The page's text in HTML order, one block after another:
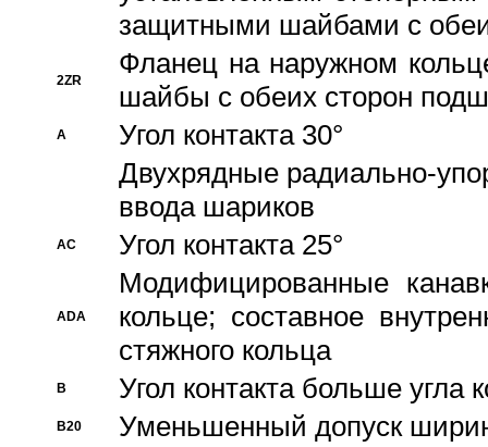
защитными шайбами с
2ZR
Фланец на наружном
шайбы с обеих сторон
A
Угол контакта 30°
Двухрядные радиально-
ввода шариков
AC Угол контакта 25°
ADA
Модифицированные
кольце; составное
стяжного кольца
B Угол контакта больше угла
B20 Уменьшенный допуск